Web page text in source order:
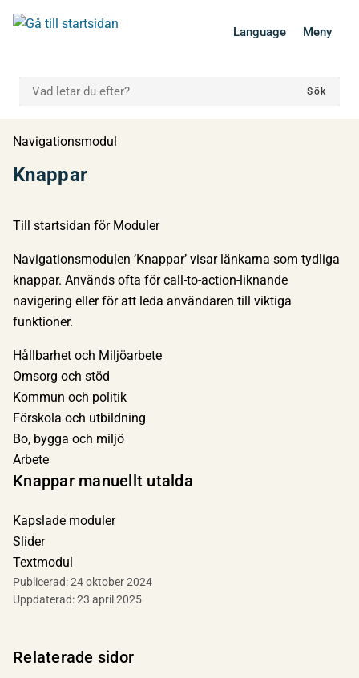
till innehåll
till huvudmeny
Language Meny
Sök
Du är här:
Navigationsmodul
Knappar
Till startsidan för Moduler
Navigationsmodulen ’Knappar’ visar länkarna som tydliga
knappar. Används ofta för call-to-action-liknande
navigering eller för att leda användaren till viktiga
funktioner.
Hållbarhet och Miljöarbete
Omsorg och stöd
Kommun och politik
Förskola och utbildning
Bo, bygga och miljö
Arbete
Knappar manuellt utalda
Kapslade moduler
Slider
Textmodul
Publicerad:24 oktober 2024
Uppdaterad:23 april 2025
Relaterade sidor